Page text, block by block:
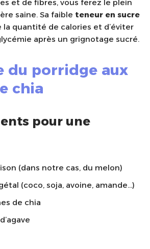
et de fibres, vous ferez le plein
saine. Sa faible teneur en sucre
quantité de calories et d’éviter
après un grignotage sucré.
du porridge aux
chia
pour une
(dans notre cas, du melon)
(coco, soja, avoine, amande…)
de chia